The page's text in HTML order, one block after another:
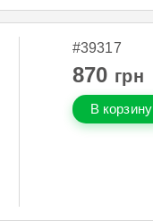
#39317
870 грн
В корзину